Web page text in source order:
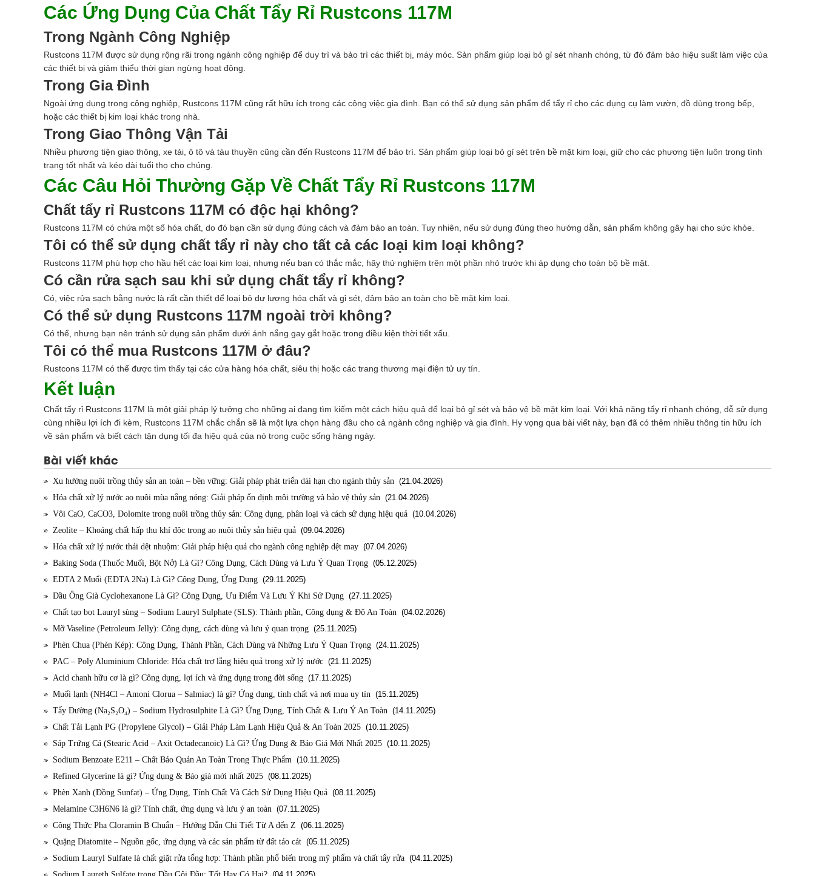
Các Ứng Dụng Của Chất Tẩy Rỉ Rustcons 117M
Trong Ngành Công Nghiệp
Rustcons 117M được sử dụng rộng rãi trong ngành công nghiệp để duy trì và bảo trì các thiết bị, máy móc. Sản phẩm giúp loại bỏ gỉ sét nhanh chóng, từ đó đảm bảo hiệu suất làm việc của
các thiết bị và giảm thiểu thời gian ngừng hoạt động.
Trong Gia Đình
Ngoài ứng dụng trong công nghiệp, Rustcons 117M cũng rất hữu ích trong các công việc gia đình. Bạn có thể sử dụng sản phẩm để tẩy rỉ cho các dụng cụ làm vườn, đồ dùng trong bếp,
hoặc các thiết bị kim loại khác trong nhà.
Trong Giao Thông Vận Tải
Nhiều phương tiện giao thông, xe tải, ô tô và tàu thuyền cũng cần đến Rustcons 117M để bảo trì. Sản phẩm giúp loại bỏ gỉ sét trên bề mặt kim loại, giữ cho các phương tiện luôn trong tình
trạng tốt nhất và kéo dài tuổi thọ cho chúng.
Các Câu Hỏi Thường Gặp Về Chất Tẩy Rỉ Rustcons 117M
Chất tẩy rỉ Rustcons 117M có độc hại không?
Rustcons 117M có chứa một số hóa chất, do đó bạn cần sử dụng đúng cách và đảm bảo an toàn. Tuy nhiên, nếu sử dụng đúng theo hướng dẫn, sản phẩm không gây hại cho sức khỏe.
Tôi có thể sử dụng chất tẩy rỉ này cho tất cả các loại kim loại không?
Rustcons 117M phù hợp cho hầu hết các loại kim loại, nhưng nếu bạn có thắc mắc, hãy thử nghiệm trên một phần nhỏ trước khi áp dụng cho toàn bộ bề mặt.
Có cần rửa sạch sau khi sử dụng chất tẩy rỉ không?
Có, việc rửa sạch bằng nước là rất cần thiết để loại bỏ dư lượng hóa chất và gỉ sét, đảm bảo an toàn cho bề mặt kim loại.
Có thể sử dụng Rustcons 117M ngoài trời không?
Có thể, nhưng bạn nên tránh sử dụng sản phẩm dưới ánh nắng gay gắt hoặc trong điều kiện thời tiết xấu.
Tôi có thể mua Rustcons 117M ở đâu?
Rustcons 117M có thể được tìm thấy tại các cửa hàng hóa chất, siêu thị hoặc các trang thương mại điện tử uy tín.
Kết luận
Chất tẩy rỉ Rustcons 117M là một giải pháp lý tưởng cho những ai đang tìm kiếm một cách hiệu quả để loại bỏ gỉ sét và bảo vệ bề mặt kim loại. Với khả năng tẩy rỉ nhanh chóng, dễ sử dụng
cùng nhiều lợi ích đi kèm, Rustcons 117M chắc chắn sẽ là một lựa chọn hàng đầu cho cả ngành công nghiệp và gia đình. Hy vọng qua bài viết này, bạn đã có thêm nhiều thông tin hữu ích
về sản phẩm và biết cách tận dụng tối đa hiệu quả của nó trong cuộc sống hàng ngày.
Bài viết khác
Xu hướng nuôi trồng thủy sản an toàn – bền vững: Giải pháp phát triển dài hạn cho ngành thủy sản (21.04.2026)
Hóa chất xử lý nước ao nuôi mùa nắng nóng: Giải pháp ổn định môi trường và bảo vệ thủy sản (21.04.2026)
Vôi CaO, CaCO3, Dolomite trong nuôi trồng thủy sản: Công dụng, phân loại và cách sử dụng hiệu quả (10.04.2026)
Zeolite – Khoáng chất hấp thụ khí độc trong ao nuôi thủy sản hiệu quả (09.04.2026)
Hóa chất xử lý nước thải dệt nhuộm: Giải pháp hiệu quả cho ngành công nghiệp dệt may (07.04.2026)
Baking Soda (Thuốc Muối, Bột Nở) Là Gì? Công Dụng, Cách Dùng và Lưu Ý Quan Trọng (05.12.2025)
EDTA 2 Muối (EDTA 2Na) Là Gì? Công Dụng, Ứng Dụng (29.11.2025)
Dầu Ông Già Cyclohexanone Là Gì? Công Dụng, Ưu Điểm Và Lưu Ý Khi Sử Dụng (27.11.2025)
Chất tạo bọt Lauryl sùng – Sodium Lauryl Sulphate (SLS): Thành phần, Công dụng & Độ An Toàn (04.02.2026)
Mỡ Vaseline (Petroleum Jelly): Công dụng, cách dùng và lưu ý quan trọng (25.11.2025)
Phèn Chua (Phèn Kép): Công Dụng, Thành Phần, Cách Dùng và Những Lưu Ý Quan Trọng (24.11.2025)
PAC – Poly Aluminium Chloride: Hóa chất trợ lắng hiệu quả trong xử lý nước (21.11.2025)
Acid chanh hữu cơ là gì? Công dụng, lợi ích và ứng dụng trong đời sống (17.11.2025)
Muối lạnh (NH4Cl – Amoni Clorua – Salmiac) là gì? Ứng dụng, tính chất và nơi mua uy tín (15.11.2025)
Tẩy Đường (Na₂S₂O₄) – Sodium Hydrosulphite Là Gì? Ứng Dụng, Tính Chất & Lưu Ý An Toàn (14.11.2025)
Chất Tải Lạnh PG (Propylene Glycol) – Giải Pháp Làm Lạnh Hiệu Quả & An Toàn 2025 (10.11.2025)
Sáp Trứng Cá (Stearic Acid – Axit Octadecanoic) Là Gì? Ứng Dụng & Báo Giá Mới Nhất 2025 (10.11.2025)
Sodium Benzoate E211 – Chất Bảo Quản An Toàn Trong Thực Phẩm (10.11.2025)
Refined Glycerine là gì? Ứng dụng & Báo giá mới nhất 2025 (08.11.2025)
Phèn Xanh (Đồng Sunfat) – Ứng Dụng, Tính Chất Và Cách Sử Dụng Hiệu Quả (08.11.2025)
Melamine C3H6N6 là gì? Tính chất, ứng dụng và lưu ý an toàn (07.11.2025)
Công Thức Pha Cloramin B Chuẩn – Hướng Dẫn Chi Tiết Từ A đến Z (06.11.2025)
Quặng Diatomite – Nguồn gốc, ứng dụng và các sản phẩm từ đất tảo cát (05.11.2025)
Sodium Lauryl Sulfate là chất giặt rửa tổng hợp: Thành phần phổ biến trong mỹ phẩm và chất tẩy rửa (04.11.2025)